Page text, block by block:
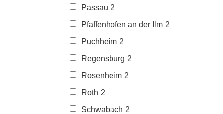
Passau 2
Pfaffenhofen an der Ilm 2
Puchheim 2
Regensburg 2
Rosenheim 2
Roth 2
Schwabach 2